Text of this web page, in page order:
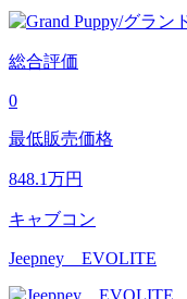
総合評価
0
最低販売価格
848.1万円
キャブコン
Jeepney EVOLITE